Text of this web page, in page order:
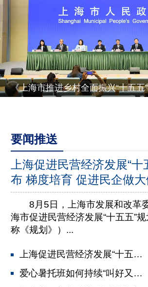
要闻推送
上海促进民营经济发展“十
布 梯度培育 促进民企做
8月5日，上海市发展和改革
海市促进民营经济发展“十五五”
称《规划》）...
上海促进民营经济发展“十五五”规划发...
爱心暑托班如何持续“叫好又叫座” 全...